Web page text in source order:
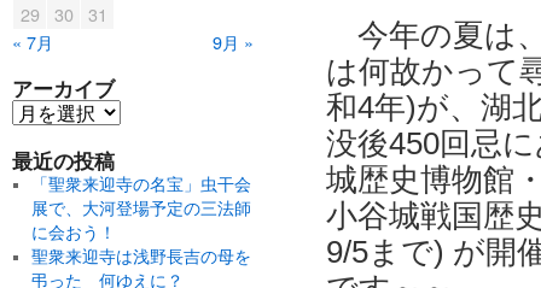
今年の夏は
は何故かって
和4年)が、湖
没後450回忌
城歴史博物館
小谷城戦国歴
9/5まで) が開
« 7月 9月 »
29
30 31
アーカイブ
最近の投稿
「聖衆来迎寺の名宝」虫干会
展で、大河登場予定の三法師
に会おう！
聖衆来迎寺は浅野長吉の母を
弔った 何ゆえに？